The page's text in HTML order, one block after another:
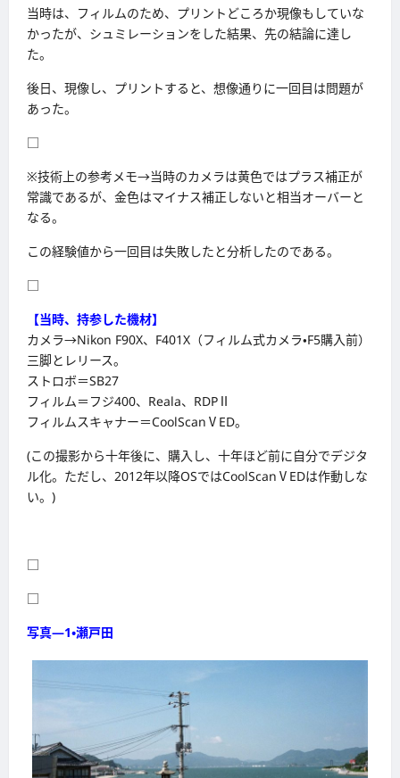
当時は、フィルムのため、プリントどころか現像もしていな
かったが、シュミレーションをした結果、先の結論に達し
た。
後日、現像し、プリントすると、想像通りに一回目は問題が
あった。
□
※技術上の参考メモ→当時のカメラは黄色ではプラス補正が
常識であるが、金色はマイナス補正しないと相当オーバーと
なる。
この経験値から一回目は失敗したと分析したのである。
□
【当時、持参した機材】
カメラ→Nikon F90X、F401X（フィルム式カメラ・F5購入前）
三脚とレリース。
ストロボ＝SB27
フィルム＝フジ400、Reala、RDPⅡ
フィルムスキャナー＝CoolScanⅤED。
(この撮影から十年後に、購入し、十年ほど前に自分でデジタ
ル化。ただし、2012年以降OSではCoolScanⅤEDは作動しな
い。)
□
□
写真―1・瀬戸田